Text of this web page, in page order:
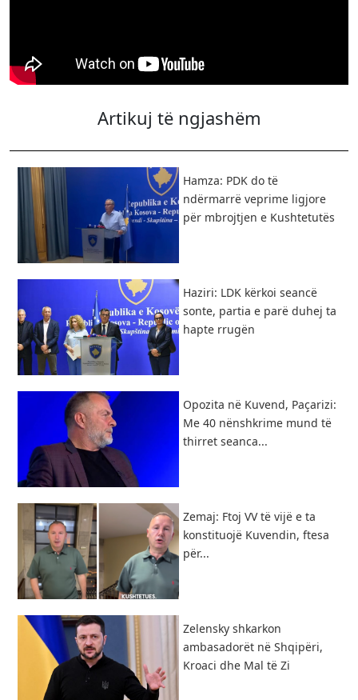
Artikuj të ngjashëm
Hamza: PDK do të
ndërmarrë veprime ligjore
për mbrojtjen e Kushtetutës
Haziri: LDK kërkoi seancë
sonte, partia e parë duhej ta
hapte rrugën
Opozita në Kuvend, Paçarizi:
Me 40 nënshkrime mund të
thirret seanca...
Zemaj: Ftoj VV të vijë e ta
konstituojë Kuvendin, ftesa
për...
Zelensky shkarkon
ambasadorët në Shqipëri,
Kroaci dhe Mal të Zi